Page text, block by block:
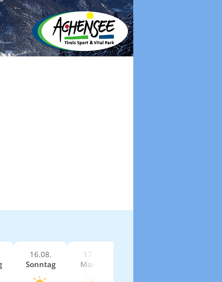
16.08.
Sonntag
17.08.
Montag